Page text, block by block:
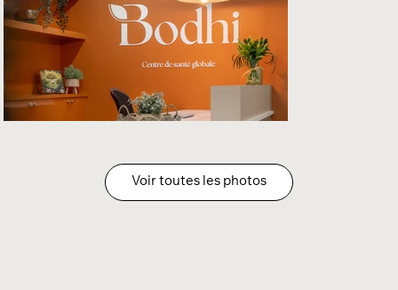
Voir toutes les photos